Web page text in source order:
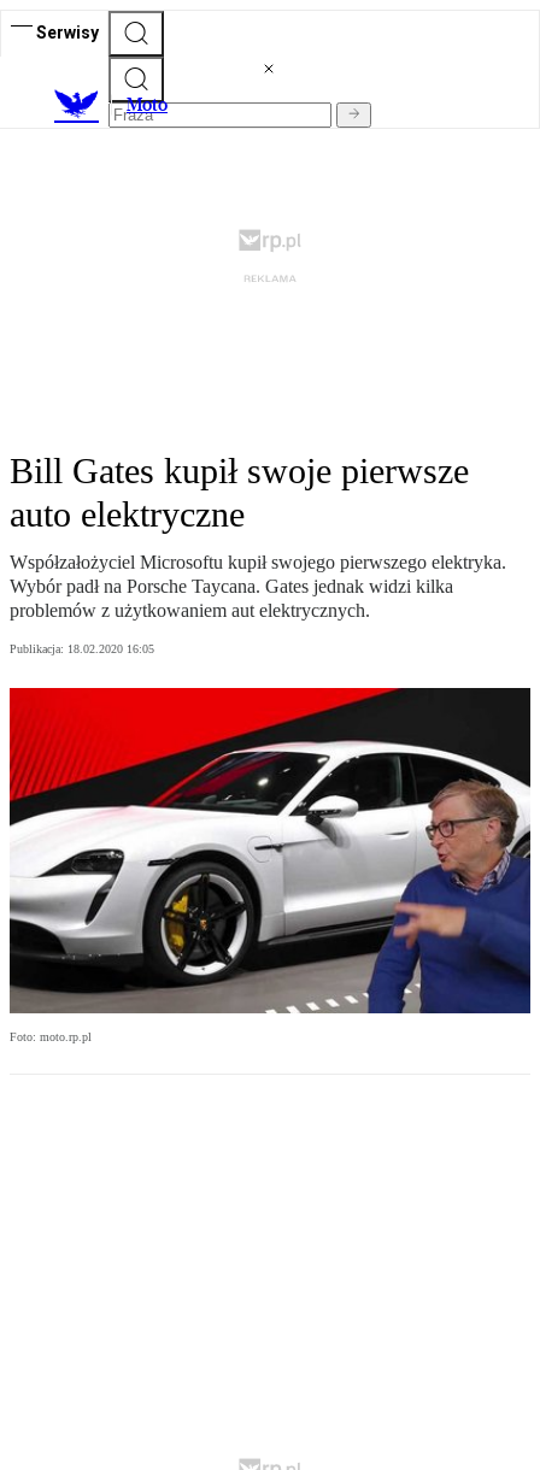
Serwisy
Moto
Bill Gates kupił swoje pierwsze
auto elektryczne
Współzałożyciel Microsoftu kupił swojego pierwszego elektryka.
Wybór padł na Porsche Taycana. Gates jednak widzi kilka
problemów z użytkowaniem aut elektrycznych.
Publikacja: 18.02.2020 16:05
Foto: moto.rp.pl